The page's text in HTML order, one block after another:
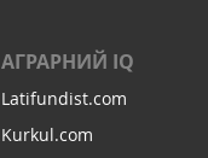
АГРАРНИЙ IQ
Latifundist.com
Kurkul.com